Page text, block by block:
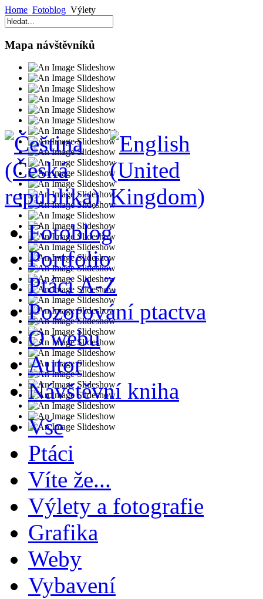
Home Fotoblog Výlety
Mapa návštěvníků
Fotoblog
Portfolio
Ptáci A-Z
Pozorování ptactva
O webu
Autor
Návštěvní kniha
Vše
Ptáci
Víte že...
Výlety a fotografie
Grafika
Weby
Vybavení